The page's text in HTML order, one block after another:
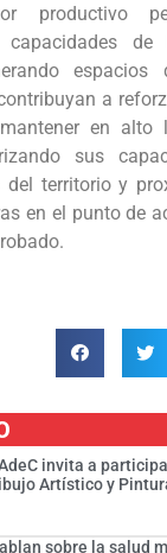
productivo
capacidades de
a
en alto
sus
del territorio y
en el punto de
invita a
Artístico y
sobre la salud